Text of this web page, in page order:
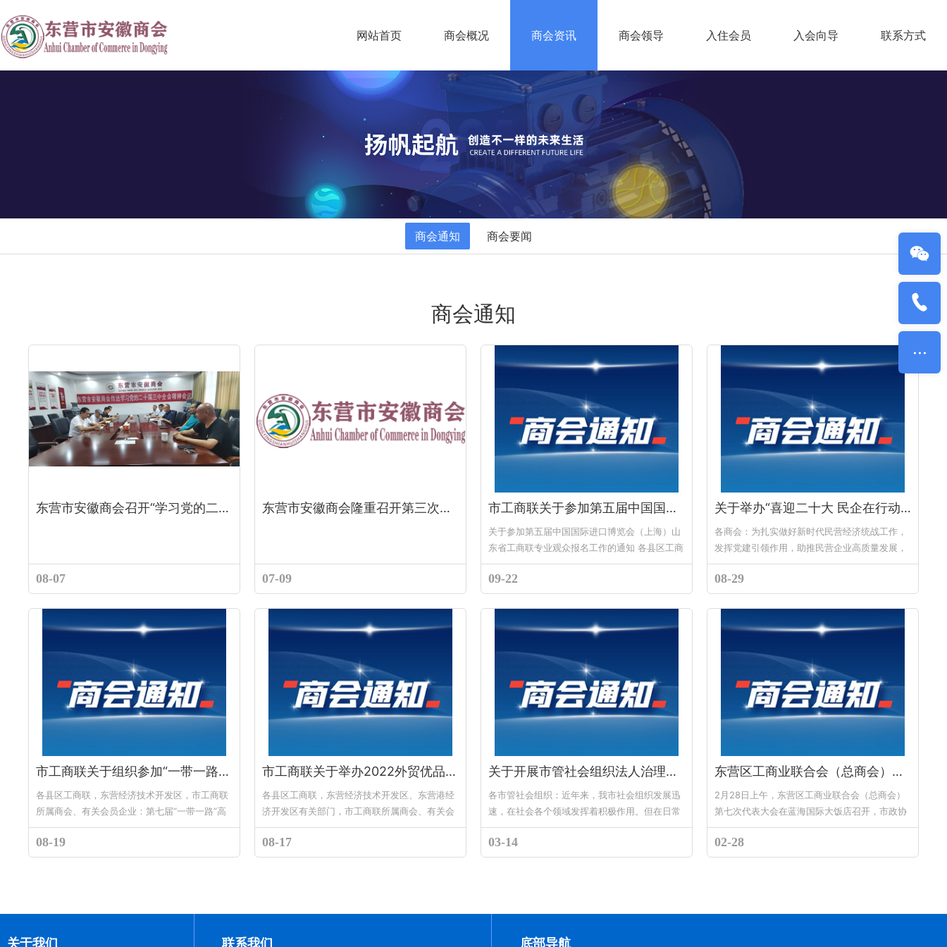
网站首页 商会概况 商会资讯 商会领导 入住会员 入会向导 联系方式
商会通知 商会要闻
商会通知
东营市安徽商会召开“学习党的二十届三中全会精神”会议
08-07
东营市安徽商会隆重召开第三次会长办公会
07-09
市工商联关于参加第五届中国国际进口博览会（上海）山东省工商联专业观众报名工作的通知
关于参加第五届中国国际进口博览会（上海）山
东省工商联专业观众报名工作的通知 各县区工商
联，东营经济技术开发区、东营港经济开发区有
关部门，市工商联所属商...
09-22
关于举办“喜迎二十大 民企在行动”活动暨 市工商联直属商会会长座谈会的通知
各商会：为扎实做好新时代民营经济统战工作，
发挥党建引领作用，助推民营企业高质量发展，
为党的二十大召开营造和谐稳定的社会环境，拟
组织举办“喜迎二十大 民企在行动”...
08-29
市工商联关于组织参加“一带一路”高峰论坛的通知
各县区工商联，东营经济技术开发区，市工商联
所属商会、有关会员企业：第七届“一带一路”高
峰论坛将于2022年8月31至9月1日采用线上线下
双轨模式举办。论坛将“以...
08-19
市工商联关于举办2022外贸优品展销会的通知
各县区工商联，东营经济技术开发区、东营港经
济开发区有关部门，市工商联所属商会、有关会
员企业：为积极响应国家“加快构建以国内大循环
为主体、国内国际双循环相互促进的...
08-17
关于开展市管社会组织法人治理规范整治工作的通知
各市管社会组织：近年来，我市社会组织发展迅
速，在社会各个领域发挥着积极作用。但在日常
管理中发现，仍存在一些社会组织法人治理不规
范，内部制度不健全，出现不依法接受...
03-14
东营区工商业联合会（总商会）第七次代表大会胜利召开
2月28日上午，东营区工商业联合会（总商会）
第七次代表大会在蓝海国际大饭店召开，市政协
副主席、市工商联主席生钦勇，东营区委书记苟
宏水参加会议并讲话，区委副书记胥...
02-28
关于我们 联系我们 底部导航